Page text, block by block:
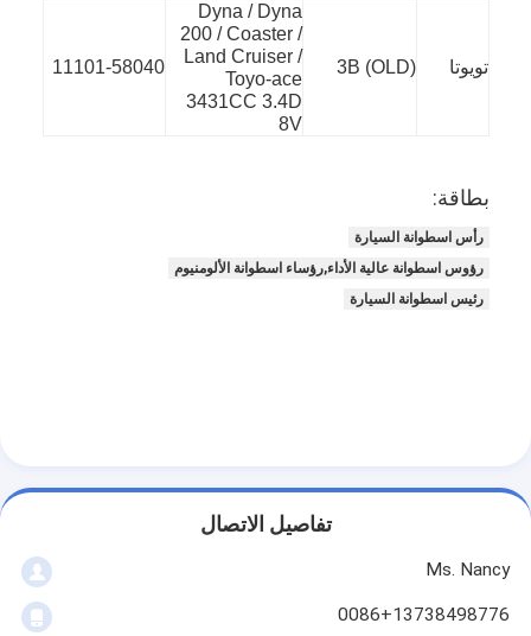
محرك عمود
عمود الحدبات محرك
المحرك توصيل رود
العمود المرفقي بكرة
أسطوانة رأس حشية
توربوتشارجير السيارة
تويوتا 3B (OLD)
Dyna / Dyna
200 / Coaster /
Land Cruiser /
Toyo-ace
3431CC 3.4D
8V
11101-58040
بطاقة:
رأس اسطوانة السيارة
رؤوس اسطوانة عالية الأداء,رؤساء اسطوانة الألومنيوم
رئيس اسطوانة السيارة
تفاصيل الاتصال
Ms. Nancy
0086+13738498776